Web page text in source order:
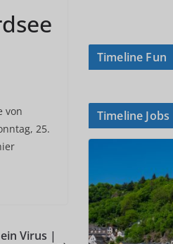
von
25.
Virus |
Timeline Fun
Timeline Jobs